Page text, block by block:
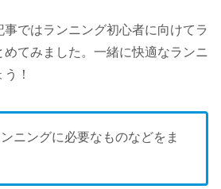
事ではランニング初心者に向けてラ
めてみました。一緒に快適なランニ
！
ニングに必要なものなどをま